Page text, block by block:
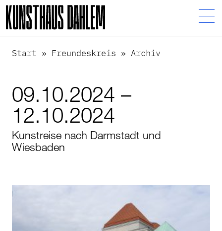
Visuelle
Assistenzsoftware
öffnen.
Start » Freundeskreis » Archiv
09.10.2024 –
12.10.2024
Kunstreise nach Darmstadt und
Wiesbaden